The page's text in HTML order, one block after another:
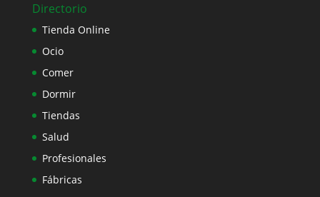
Directorio
Tienda Online
Ocio
Comer
Dormir
Tiendas
Salud
Profesionales
Fábricas